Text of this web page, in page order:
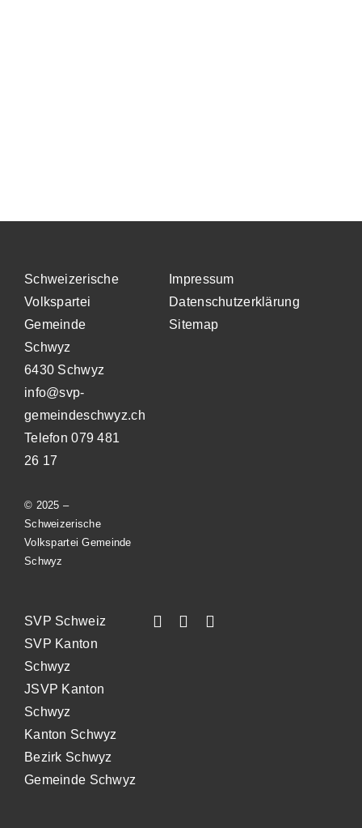
Schweizerische
Volkspartei
Gemeinde
Schwyz
6430 Schwyz
info@svp-
gemeindeschwyz.ch
Telefon 079 481
26 17
© 2025 –
Schweizerische
Volkspartei Gemeinde
Schwyz
Impressum
Datenschutzerklärung
Sitemap
SVP Schweiz
SVP Kanton
Schwyz
JSVP Kanton
Schwyz
Kanton Schwyz
Bezirk Schwyz
Gemeinde Schwyz